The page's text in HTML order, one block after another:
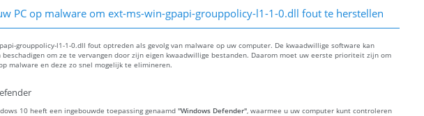
PC op malware om ext-ms-win-gpapi-grouppolicy-l1-1-0.dll fout te herstellen
grouppolicy-l1-1-0.dll fout optreden als gevolg van malware op uw computer. De kwaadwillige software kan
beschadigen om ze te vervangen door zijn eigen kwaadwillige bestanden. Daarom moet uw eerste prioriteit zijn om
malware en deze zo snel mogelijk te elimineren.
10 heeft een ingebouwde toepassing genaamd "Windows Defender", waarmee u uw computer kunt controleren